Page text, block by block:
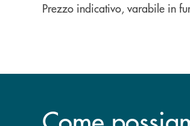
Prezzo indicativo, varabile in